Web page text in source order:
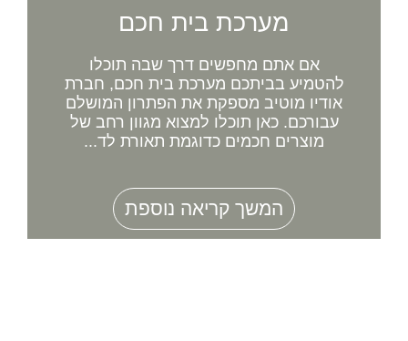
מערכת בית חכם
אם אתם מחפשים דרך שבה תוכלו
להטמיע בביתכם מערכת בית חכם, חברת
אודיו מוטיב מספקת את הפתרון המושלם
עבורכם. כאן תוכלו למצוא מגוון רחב של
מוצרים חכמים כדוגמת תאורת לד...
המשך קריאה נוספת